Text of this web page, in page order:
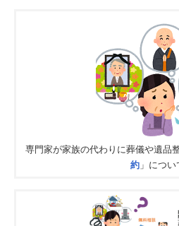
専門家が家族の代わりに葬儀や遺品
約 」につい